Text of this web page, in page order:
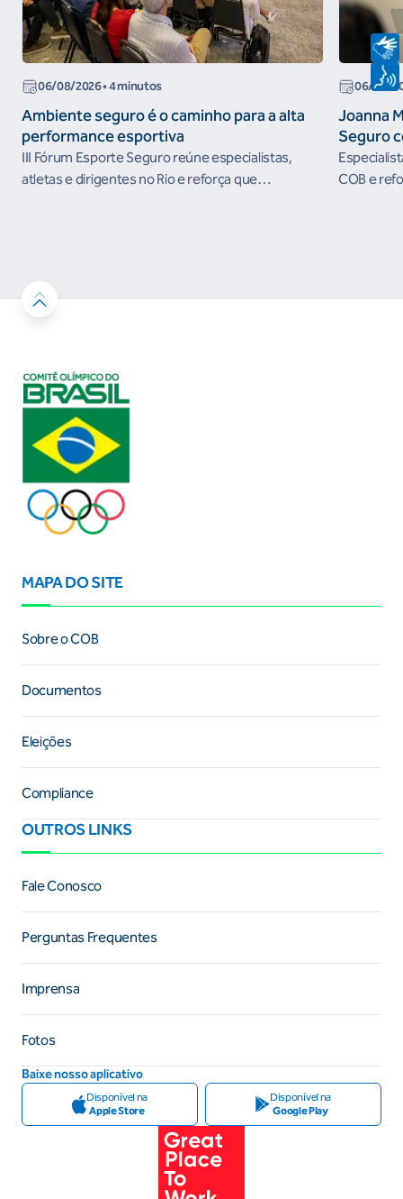
06/08/2026• 4 minutos
Ambiente seguro é o caminho para a alta
performance esportiva
III Fórum Esporte Seguro reúne especialistas,
atletas e dirigentes no Rio e reforça que
06/08/
Joanna
Seguro
COB e
MAPA DO SITE
Sobre o COB
Documentos
Eleições
Compliance
OUTROS LINKS
Fale Conosco
Perguntas Frequentes
Imprensa
Fotos
Baixe nosso aplicativo
Disponível na
Apple Store
Disponível na
Google Play